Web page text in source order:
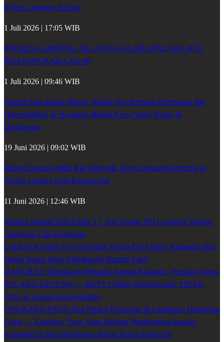
Kejari Lampung Selatan
1 Juli 2026 | 17:05 WIB
POLRES LAMPUNG SELATAN GELAR UPACARA HUT
BHAYANGKARA KE-80
1 Juli 2026 | 09:46 WIB
Hampir Dua Bulan Hilang, Wulan Sari Berhasil Ditemukan dan
Dikembalikan ke Keluarga Berkat Kerja Sama Warga &
Damkarmat
19 Juni 2026 | 09:02 WIB
Hilang Dompet Milik Rio Wahyudi, Berisi Dokumen Penting di
Sekitar Lebung Nala Karang Sari
11 Juni 2026 | 12:46 WIB
Sambut Jamaah Haji Kloter 17, Tim Dokter IDI Lampung Selatan
Langsung Cek Kesehatan
Ledakan Kompor Gas Gegerkan Warga Desa Maja, Kalianda: Dua
Orang Suami Isteri Dilarikan ke Rumah Sakit
DARURAT! Kebakaran Melanda Samsat Kalianda, Puluhan Warga
PULANG KECEWA — KUPT Cinthia Pandanwangi TIDAK
ADA di Lokasi Saat Kejadian!
UNGKAP KASUS: Dua Pelaku Pencurian di Candipuro Ditangkap
Cepat — Kapolres: Saya Akan Berikan Penghargaan kepada
Kapolsek! Kades Batuliman: Beliau Pantas Dihargai!